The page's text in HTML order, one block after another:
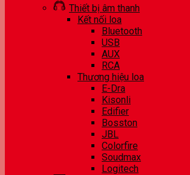
Thiết bị âm thanh
Kết nối loa
Bluetooth
USB
AUX
RCA
Thương hiệu loa
E-Dra
Kisonli
Edifier
Bosston
JBL
Colorfire
Soudmax
Logitech